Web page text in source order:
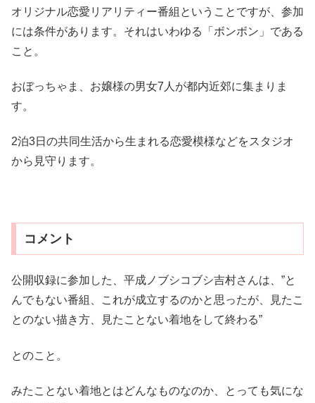
オリジナル恋愛リアリティー番組ということですが、参加
には条件があります。それはいわゆる「ボンボン」である
こと。
おぼっちゃま、お嬢様の男女7人が都内近郊に集まりま
す。
2泊3日の共同生活から生まれる恋愛模様などをスタジオ
から見守ります。
コメント
公開収録に参加した、平成ノブシコブシ吉村さんは、”と
んでもない番組、これが成立するのかと思ったが、見たこ
とのない描き方、見たことない着地をして終わる”
とのこと。
みたことない着地とはどんなものなのか、とっても気にな